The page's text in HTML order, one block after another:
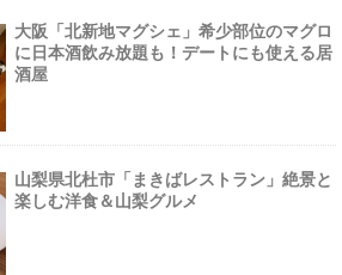
大阪「北新地マグシェ」希少部位のマグロ
に日本酒飲み放題も！デートにも使える居
酒屋
山梨県北杜市「まきばレストラン」絶景と
楽しむ洋食＆山梨グルメ